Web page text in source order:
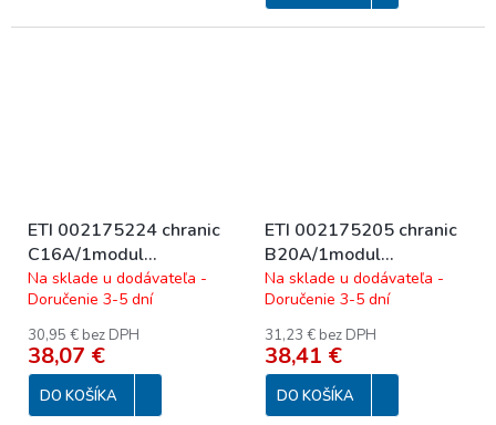
ETI 002175224 chranic
C16A/1modul
16C/1N/0,03
Na sklade u dodávateľa -
Doručenie 3-5 dní
30,95 € bez DPH
38,07 €
DO KOŠÍKA
ETI 002175205 chranic
B20A/1modul
20B/1N/0,03
Na sklade u dodávateľa -
Doručenie 3-5 dní
31,23 € bez DPH
38,41 €
DO KOŠÍKA